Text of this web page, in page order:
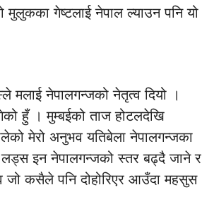
मुलुकका गेष्टलाई नेपाल ल्याउन पनि यो
मलाई नेपालगन्जको नेतृत्व दियो ।
हुँ । मुम्बईको ताज होटलदेखि
मेरो अनुभव यतिबेला नेपालगन्जका
लड्स इन नेपालगन्जको स्तर बढ्दै जाने र
कसैले पनि दोहोरिएर आउँदा महसुस